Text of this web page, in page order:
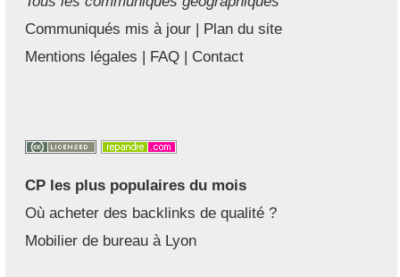
Communiqués mis à jour | Plan du site
Mentions légales | FAQ | Contact
CP les plus populaires du mois
Où acheter des backlinks de qualité ?
Mobilier de bureau à Lyon